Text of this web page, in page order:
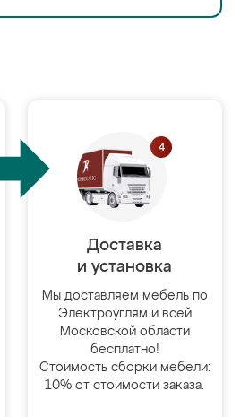
Доставка
и установка
Мы доставляем мебель по
Электроуглям и всей
Московской области
бесплатно!
Стоимость сборки мебели:
10% от стоимости заказа.